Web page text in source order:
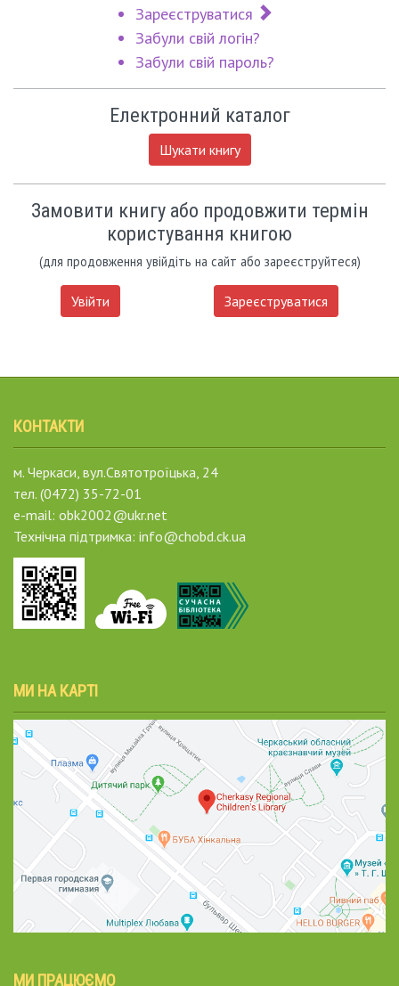
Зареєструватися
Забули свій логін?
Забули свій пароль?
Електронний каталог
Шукати книгу
Замовити книгу або продовжити термін
користування книгою
(для продовження увійдіть на сайт або зареєструйтеся)
Увійти Зареєструватися
КОНТАКТИ
м. Черкаси, вул.Святотроїцька, 24
тел. (0472) 35-72-01
e-mail: obk2002@ukr.net
Технічна підтримка: info@chobd.ck.ua
МИ НА КАРТІ
МИ ПРАЦЮЄМО